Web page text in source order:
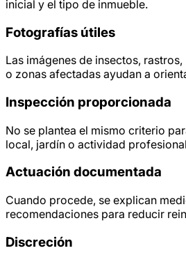
inicial y el tipo de inmueble.
Fotografías útiles
Las imágenes de insectos,
o zonas afectadas ayudan a
Inspección proporcionada
No se plantea el mismo criterio
local, jardín o actividad
Actuación documentada
Cuando procede, se explican
recomendaciones para reducir
Discreción